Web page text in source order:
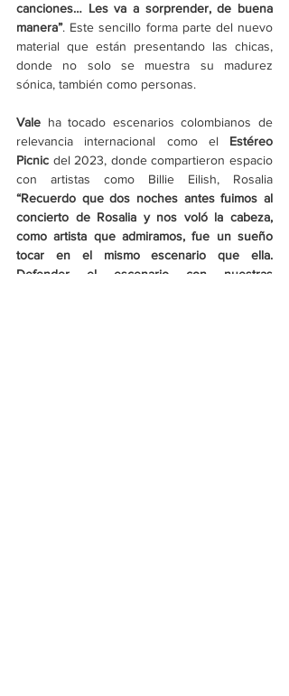
canciones… Les va a sorprender, de buena
manera”. Este sencillo forma parte del nuevo
material que están presentando las chicas,
donde no solo se muestra su madurez
sónica, también como personas.
Vale ha tocado escenarios colombianos de
relevancia internacional como el Estéreo
Picnic del 2023, donde compartieron espacio
“Recuerdo que dos noches antes fuimos al
concierto de Rosalia y nos voló la cabeza,
como artista que admiramos, fue un sueño
tocar en el mismo escenario que ella.
Defender el escenario con nuestras